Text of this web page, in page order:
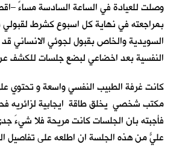
بمراجعته في نهاية كل اسبوع كشرط
السويدية والخاص بقبول لجوئي الانساني
النفسية بعد اخضاعي لبضع جلسات للكشف عن
كانت غرفة الطبيب النفسي واسعة و تحتوي
مكتب شخصي يخلق طاقة ايجابية لزائريه
فأجبته بان الجلسات كانت مريحة فلا شيءَ
عليّ من هذه الجلسة ان اطلعه على تفاصيل